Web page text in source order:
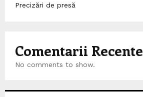
Precizări de presă
Comentarii Recente
No comments to show.